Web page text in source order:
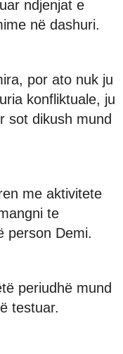
ndjenjat e
në dashuri.
por ato nuk ju
konfliktuale, ju
sot dikush mund
me aktivitete
te
person Demi.
periudhë mund
testuar.